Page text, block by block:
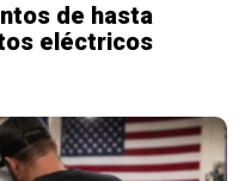
de hasta
eléctricos